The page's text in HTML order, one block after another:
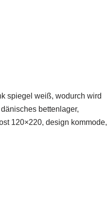
spiegel weiß, wodurch wird
bettenlager,
120×220, design kommode,